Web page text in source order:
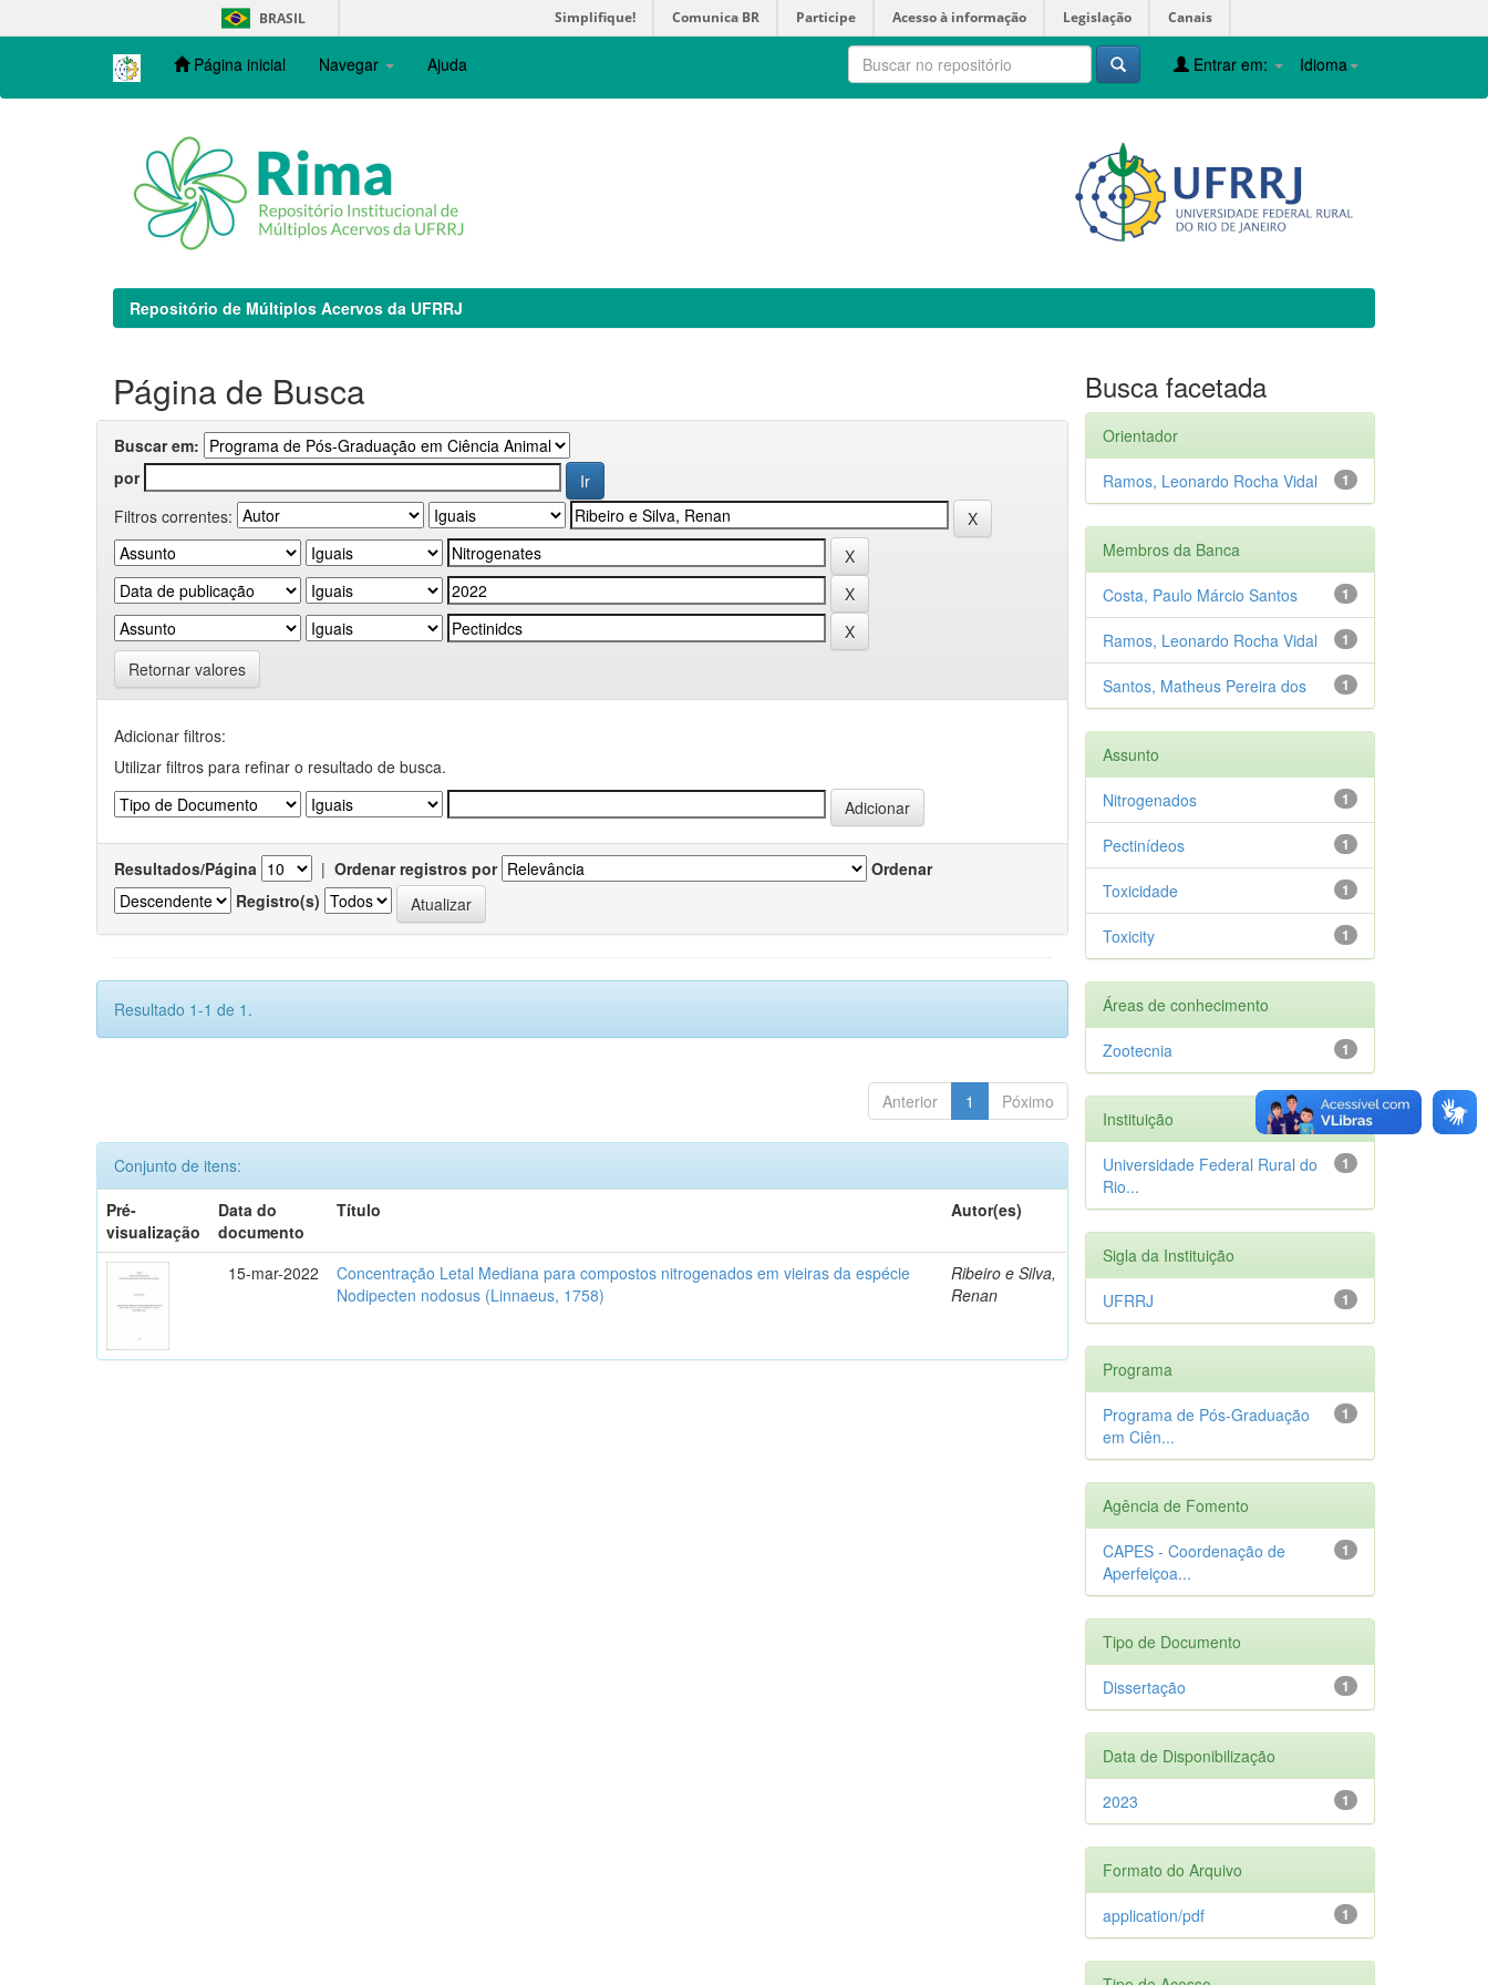
navigation
BRASIL Simplifique! Comunica BR Participe Acesso à informação Legislação Canais
Página inicial Navegar Ajuda Idioma
Entrar em:
Repositório de Múltiplos Acervos da UFRRJ
Página de Busca
Buscar em:
por
Filtros correntes:
Retornar valores
Adicionar filtros:
Utilizar filtros para refinar o resultado de busca.
Resultados/Página | Ordenar registros por
Ordenar
Registro(s)
Resultado 1-1 de 1.
Anterior 1 Póximo
Conjunto de itens:
Pré-
visualização
Data do
documento
Título Autor(es)
15-mar-2022
Concentração Letal Mediana para compostos nitrogenados em vieiras da espécie
Nodipecten nodosus (Linnaeus, 1758)
Ribeiro e Silva,
Renan
Busca facetada
Orientador
1
Ramos, Leonardo Rocha Vidal
Membros da Banca
1
Costa, Paulo Márcio Santos
1
Ramos, Leonardo Rocha Vidal
1
Santos, Matheus Pereira dos
Assunto
1
Nitrogenados
1
Pectinídeos
1
Toxicidade
1
Toxicity
Áreas de conhecimento
1
Zootecnia
Instituição
1
Universidade Federal Rural do
Rio...
Sigla da Instituição
1
UFRRJ
Programa
1
Programa de Pós-Graduação
em Ciên...
Agência de Fomento
1
CAPES - Coordenação de
Aperfeiçoa...
Tipo de Documento
1
Dissertação
Data de Disponibilização
1
2023
Formato do Arquivo
1
application/pdf